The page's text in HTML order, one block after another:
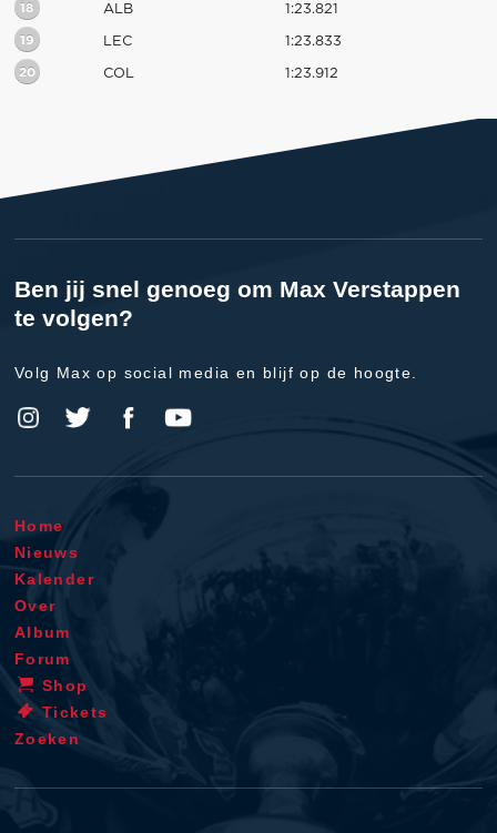
18 ALB 1:23.821
19 LEC 1:23.833
20 COL 1:23.912
Ben jij snel genoeg om Max Verstappen
te volgen?
Volg Max op social media en blijf op de hoogte.
Home
Nieuws
Kalender
Over
Album
Forum
Shop
Tickets
Zoeken